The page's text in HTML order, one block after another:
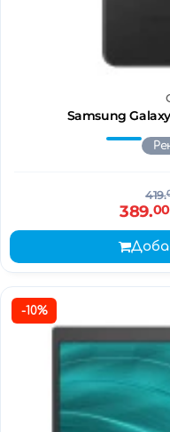
Samsung
419.
389.00
-10%